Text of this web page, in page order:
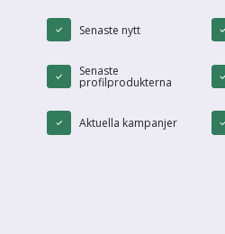
Senaste nytt
Senaste
profilprodukterna
Aktuella kampanjer